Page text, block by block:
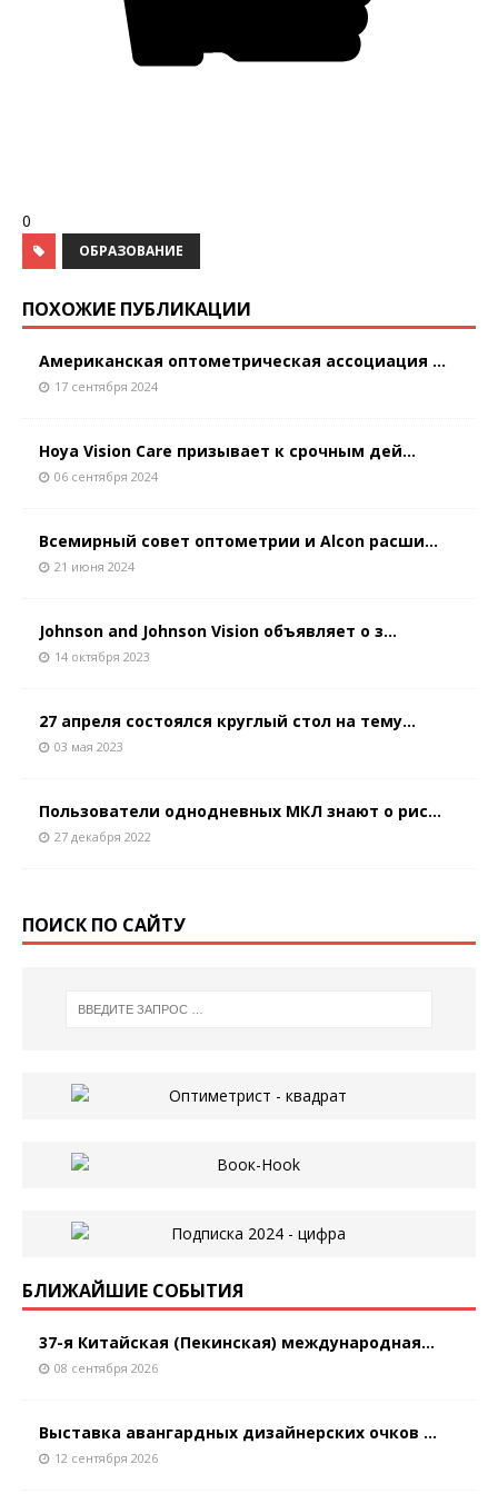
0
ОБРАЗОВАНИЕ
ПОХОЖИЕ ПУБЛИКАЦИИ
Американская оптометрическая ассоциация ...
17 сентября 2024
Hoya Vision Care призывает к срочным дей...
06 сентября 2024
Всемирный совет оптометрии и Alcon расши...
21 июня 2024
Johnson and Johnson Vision объявляет о з...
14 октября 2023
27 апреля состоялся круглый стол на тему...
03 мая 2023
Пользователи однодневных МКЛ знают о рис...
27 декабря 2022
ПОИСК ПО САЙТУ
БЛИЖАЙШИЕ СОБЫТИЯ
37-я Китайская (Пекинская) международная...
08 сентября 2026
Выставка авангардных дизайнерских очков ...
12 сентября 2026